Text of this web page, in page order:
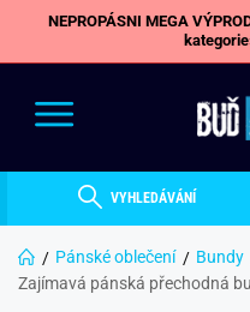
NEPROPÁSNI MEGA
VYHLEDÁVÁNÍ
Pánské oblečení Bundy
Zajímavá pánská přechodná